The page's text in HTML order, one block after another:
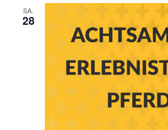
SA.
28